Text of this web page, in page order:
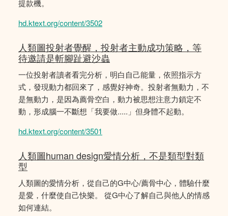
提款機。
hd.ktext.org/content/3502
人類圖投射者覺醒，投射者主動成功策略，等
待邀請是斬腳趾避沙蟲
一位投射者讀者看完分析，明白自己能量，依照指示方
式，發現動力都回來了，感覺好神奇。投射者無動力，不
是無動力，是因為薦骨空白，動力被思想注意力鎖定不
動，形成腦一不斷想「我要做.....」但身體不起動。
hd.ktext.org/content/3501
人類圖human design愛情分析，不是類型對類
型
人類圖的愛情分析，從自己的G中心/薦骨中心，體驗什麼
是愛，什麼使自己快樂。 從G中心了解自己與他人的情感
如何連結。